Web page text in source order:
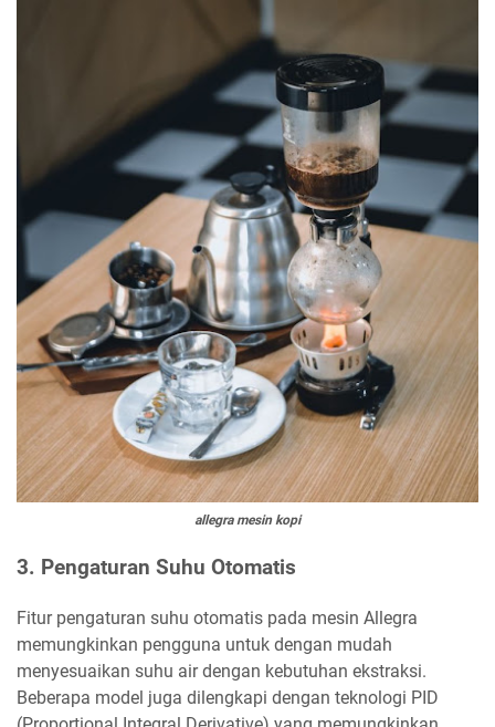
allegra mesin kopi
3. Pengaturan Suhu Otomatis
Fitur pengaturan suhu otomatis pada mesin Allegra
memungkinkan pengguna untuk dengan mudah
menyesuaikan suhu air dengan kebutuhan ekstraksi.
Beberapa model juga dilengkapi dengan teknologi PID